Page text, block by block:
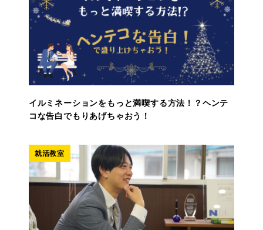
イルミネーションをもっと満喫する方法！？ヘンテ
コな告白でもりあげちゃおう！
就活教室